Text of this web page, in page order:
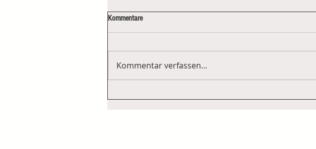
Kommentare
Kommentar verfassen...